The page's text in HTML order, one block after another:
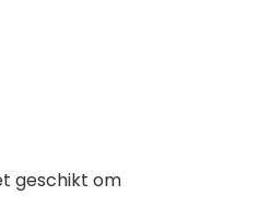
geschikt om